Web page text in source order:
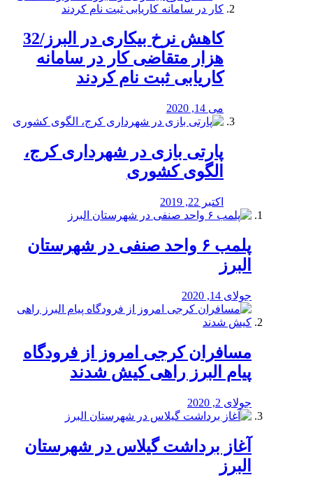
کاهش نرخ بیکاری در البرز/32
هزار متقاضی کار در سامانه
کاریابی ثبت نام کردند
می 14, 2020
پارتی بازی در شهرداری کرج،
الگوی کشوری
اکتبر 22, 2019
پلمب ۶ واحد صنفی در شهرستان
البرز
جولای 14, 2020
مسافران کرجی امروز از فرودگاه
پیام البرز راهی کیش شدند
جولای 2, 2020
آغاز برداشت گیلاس در شهرستان
البرز